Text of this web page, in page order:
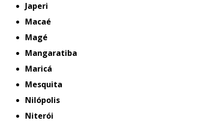
Japeri
Macaé
Magé
Mangaratiba
Maricá
Mesquita
Nilópolis
Niterói